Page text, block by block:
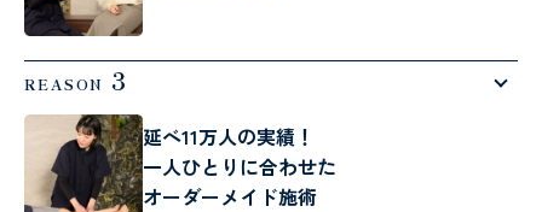
REASON 3
延べ11万人の実績！
一人ひとりに合わせた
オーダーメイド施術